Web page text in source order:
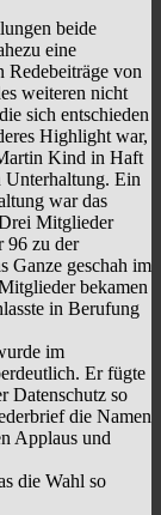
beide
eine
Redebeiträge von
weiteren nicht
sich entschieden
Highlight war,
Kind in Haft
Unterhaltung. Ein
war das
Mitglieder
96 zu der
Ganze geschah im
bekamen
in Berufung
im
Er fügte
Datenschutz so
die Namen
Applaus und
die Wahl so